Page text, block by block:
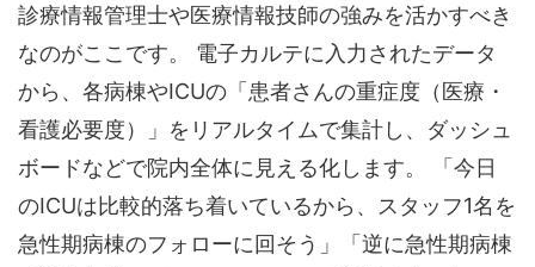
診療情報管理士や医療情報技師の強みを活かすべき
なのがここです。 電子カルテに入力されたデータ
から、各病棟やICUの「患者さんの重症度（医療・
看護必要度）」をリアルタイムで集計し、ダッシュ
ボードなどで院内全体に見える化します。 「今日
のICUは比較的落ち着いているから、スタッフ1名を
急性期病棟のフォローに回そう」「逆に急性期病棟